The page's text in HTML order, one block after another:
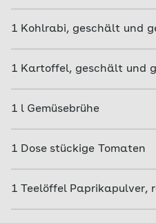
1 Kohlrabi, geschält und
1 Kartoffel, geschält und
1 l Gemüsebrühe
1 Dose stückige Tomaten
1 Teelöffel Paprikapulver,